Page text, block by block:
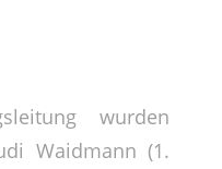
wurden
Waidmann (1.